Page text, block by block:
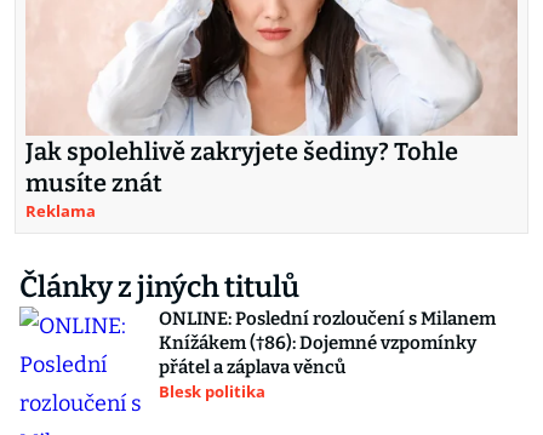
Jak spolehlivě zakryjete šediny? Tohle
musíte znát
Reklama
Články z jiných titulů
ONLINE: Poslední rozloučení s Milanem
Knížákem (†86): Dojemné vzpomínky
přátel a záplava věnců
Blesk politika